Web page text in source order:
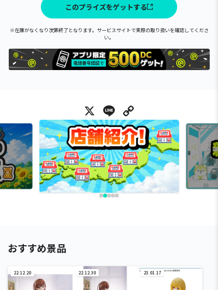
このプライズをゲットする
※在庫がなくなり次第終了となります。サービスサイトで実際の取り扱いを確認してくださ
い。
X Line
おすすめ景品
22.12.20 22.12.30 23.01.17